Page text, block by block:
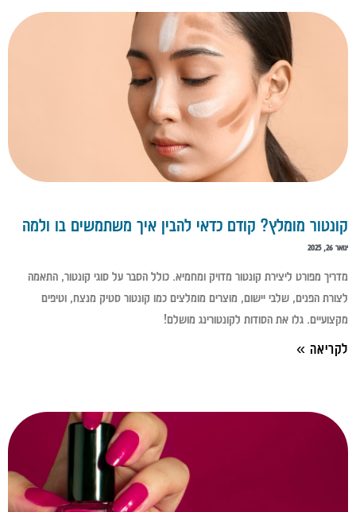
קונטור מומלץ? קודם כדאי להבין איך משתמשים בו ולמה
ינואר 26, 2025
מדריך מפורט ליצירת קונטור מדויק ומחמיא. כולל הסבר על סוגי קונטור, התאמה
לצורת הפנים, שלבי יישום, מוצרים מומלצים כמו קונטור סטיק מנצח, וטיפים
מקצועיים. גלו את הסודות לקונטורינג מושלם!
לקריאה »